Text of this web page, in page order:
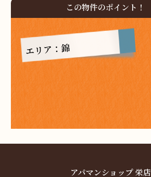
この物件のポイント！
エリア：錦
アパマンショップ 栄店